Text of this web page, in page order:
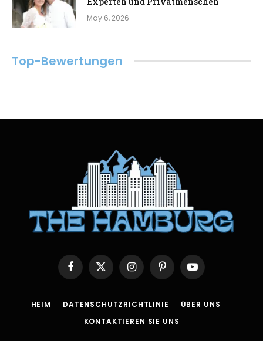
May 6, 2026
Top-Bewertungen
Facebook
X
(Twitter)
InstagramPinterestYouTube
HEIM DATENSCHUTZRICHTLINIE
ÜBER UNS
KONTAKTIEREN SIE UNS